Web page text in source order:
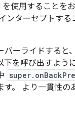
使用することを
ンターセプトす
ーライドすると、
下を呼び出すよう
す。 より一貫性